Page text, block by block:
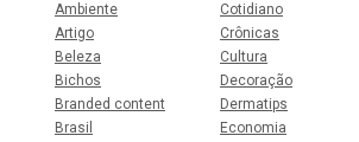
Ambiente
Artigo
Beleza
Bichos
Branded content
Brasil
Cotidiano
Crônicas
Cultura
Decoração
Dermatips
Economia